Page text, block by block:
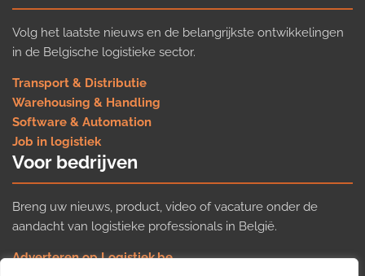
Volg het laatste nieuws en de belangrijkste ontwikkelingen
in de Belgische logistieke sector.
Transport & Distributie
Warehousing & Handling
Software & Automation
Job in logistiek
Voor bedrijven
Breng uw nieuws, product, video of vacature onder de
aandacht van logistieke professionals in België.
Adverteren op Logistiek.be